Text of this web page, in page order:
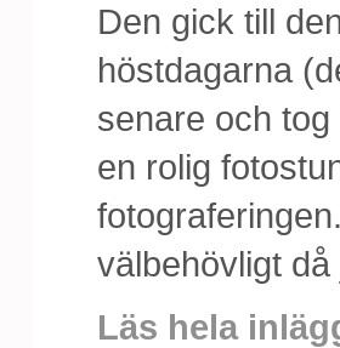
Den gick till
höstdagarna
senare och
en rolig
välbehövligt då
Läs hela